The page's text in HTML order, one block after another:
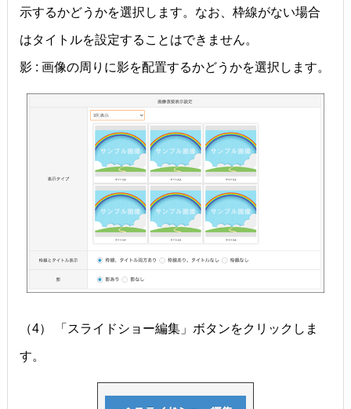
示するかどうかを選択します。なお、枠線がない場合
はタイトルを設定することはできません。
影 : 画像の周りに影を配置するかどうかを選択します。
（4） 「スライドショー編集」ボタンをクリックしま
す。